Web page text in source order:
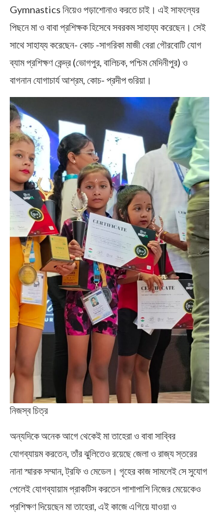
Gymnastics নিয়েও পড়াশোনাও করতে চাই। এই সাফল্যের
পিছনে মা ও বাবা প্রশিক্ষক হিসেবে সবরকম সাহায্য করেছেন। সেই
সাথে সাহায্য করেছেন- কোচ -সাগরিকা মাজী বেরা গৌরবোটি যোগ
ব্যাম প্রশিক্ষণ কেন্দ্র (ভোগপুর, বালিচক, পশ্চিম মেদিনীপুর) ও
বাগনান যোগাচার্য আশ্রম, কোচ- প্রদীপ গুরিয়া।
নিজস্ব চিত্র
অন্যদিকে অনেক আগে থেকেই মা তাহেরা ও বাবা সাব্বির
যোগব্যায়ম করতেন, তাঁর ঝুলিতেও রয়েছে জেলা ও রাজ্য স্তরের
নানা স্মারক সম্মান, ট্রফি ও মেডেল। গৃহের কাজ সামলেই সে সুযোগ
পেলেই যোগব্যায়াম প্রাকটিস করতেন পাশাপাশি নিজের মেয়েকেও
প্রশিক্ষণ দিয়েছেন মা তাহেরা, এই কাজে এগিয়ে যাওয়া ও